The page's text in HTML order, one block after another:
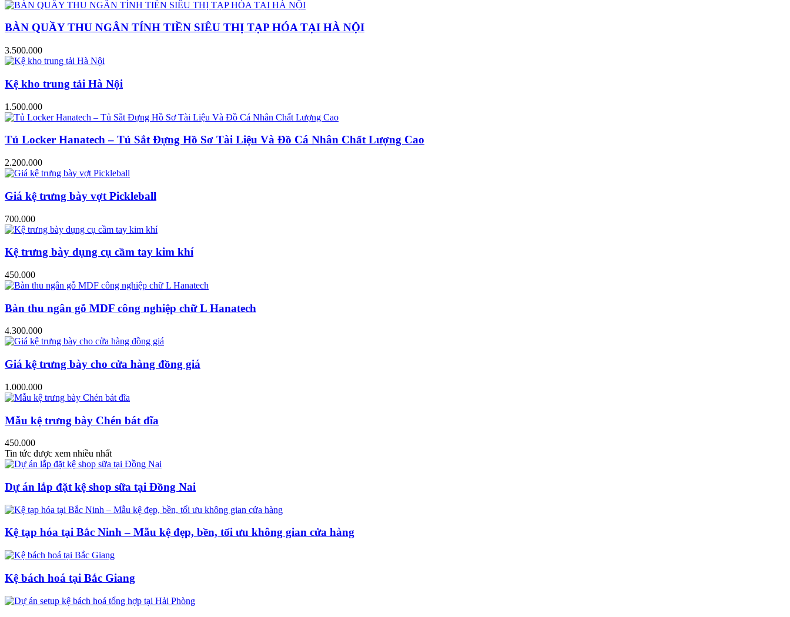
BÀN QUẦY THU NGÂN TÍNH TIỀN SIÊU THỊ TẠP HÓA TẠI HÀ NỘI
3.500.000
Kệ kho trung tải Hà Nội
1.500.000
Tủ Locker Hanatech – Tủ Sắt Đựng Hồ Sơ Tài Liệu Và Đồ Cá Nhân Chất Lượng Cao
2.200.000
Giá kệ trưng bày vợt Pickleball
700.000
Kệ trưng bày dụng cụ cầm tay kim khí
450.000
Bàn thu ngân gỗ MDF công nghiệp chữ L Hanatech
4.300.000
Giá kệ trưng bày cho cửa hàng đồng giá
1.000.000
Mẫu kệ trưng bày Chén bát đĩa
450.000
Tin tức được xem nhiều nhất
Dự án lắp đặt kệ shop sữa tại Đồng Nai
Kệ tạp hóa tại Bắc Ninh – Mẫu kệ đẹp, bền, tối ưu không gian cửa hàng
Kệ bách hoá tại Bắc Giang